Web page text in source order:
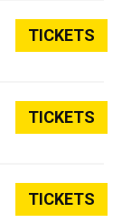
TICKETS
TICKETS
TICKETS